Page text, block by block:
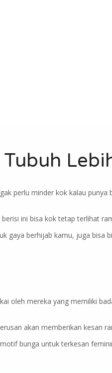
perlu minder kok kalau
ini bisa kok tetap terlihat
gaya berhijab kamu, juga bisa
oleh mereka yang memiliki
akan memberikan kesan
bunga untuk terkesan